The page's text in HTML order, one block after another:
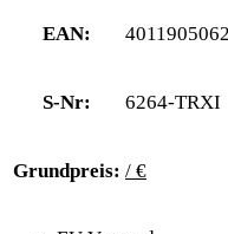
EAN:
S-Nr: 6264-TRXI
Grundpreis: / €